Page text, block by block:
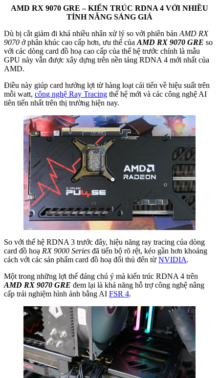
AMD RX 9070 GRE – KIẾN TRÚC RDNA 4 VỚI NHIỀU
TÍNH NĂNG SÁNG GIÁ
Dù bị cắt giảm đi khá nhiều nhân xử lý so với phiên bảnAMD RX
9070 ở phân khúc cao cấp hơn, ưu thế củaAMD RX 9070 GRE so
với các dòng card đồ hoạ cao cấp của thế hệ trước chính là mẫu
GPU này vẫn được xây dựng trên nền tảng RDNA 4 mới nhất của
AMD.
Điều này giúp card hưởng lợi từ hàng loạt cải tiến về hiệu suất trên
mỗi watt, công nghệ Ray Tracing thế hệ mới và các công nghệ AI
tiên tiến nhất trên thị trường hiện nay.
So với thế hệ RDNA 3 trước đây, hiệu năng ray tracing của dòng
card đồ hoạ RX 9000 Series đã tiến bộ rõ rệt, kéo gần hơn khoảng
cách với các sản phẩm card đồ hoạ đối thủ đến từ NVIDIA.
Một trong những lợi thế đáng chú ý mà kiến trúc RDNA 4 trên
AMD RX 9070 GRE đem lại là khả năng hỗ trợ công nghệ nâng
cấp trải nghiệm hình ảnh bằng AI FSR 4.